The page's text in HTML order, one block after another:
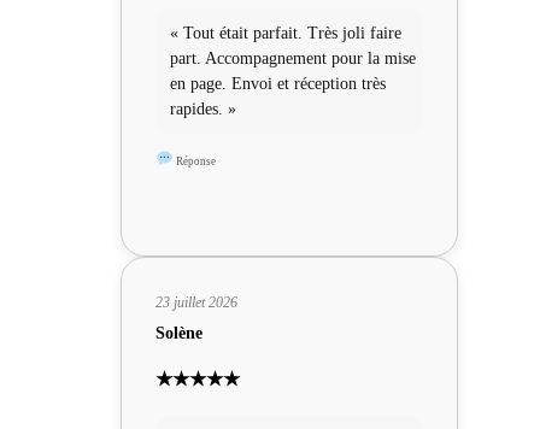
« Tout était parfait. Très joli faire
part. Accompagnement pour la mise
en page. Envoi et réception très
rapides. »
Réponse
23 juillet 2026
Solène
★★★★★